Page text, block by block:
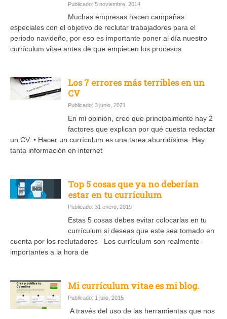
Publicado: 5 noviembre, 2014
Muchas empresas hacen campañas
especiales con el objetivo de reclutar trabajadores para el
periodo navideño, por eso es importante poner al día nuestro
currículum vitae antes de que empiecen los procesos
Los 7 errores más terribles en un
CV
Publicado: 3 junio, 2021
En mi opinión, creo que principalmente hay 2
factores que explican por qué cuesta redactar
un CV: • Hacer un currículum es una tarea aburridísima. Hay
tanta información en internet
Top 5 cosas que ya no deberían
estar en tu currículum
Publicado: 31 enero, 2019
Estas 5 cosas debes evitar colocarlas en tu
currículum si deseas que este sea tomado en
cuenta por los reclutadores Los currículum son realmente
importantes a la hora de
Mi currículum vitae es mi blog.
Publicado: 1 julio, 2015
A través del uso de las herramientas que nos